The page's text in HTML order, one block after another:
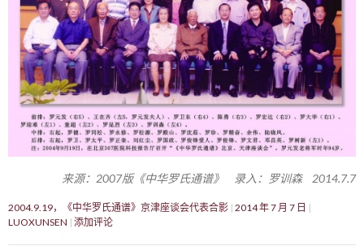
来源：2007版《中华罗氏通谱》 录入：罗训森 2014.7.7
2004.9.19，《中华罗氏通谱》京津座谈会代表合影 2014 年 7 月 7 日
LUOXUNSEN 添加评论